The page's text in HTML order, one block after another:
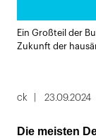
Ein Großteil der
Zukunft der
ck 23.09.2024
Die meisten